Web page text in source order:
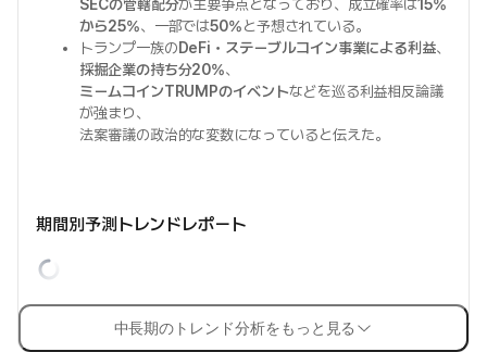
SECの管轄配分が主要争点となっており、成立確率は15%
から25%、一部では50%と予想されている。
トランプ一族のDeFi・ステーブルコイン事業による利益、
採掘企業の持ち分20%、
ミームコインTRUMPのイベントなどを巡る利益相反論議
が強まり、
法案審議の政治的な変数になっていると伝えた。
期間別予測トレンドレポート
中長期のトレンド分析をもっと見る